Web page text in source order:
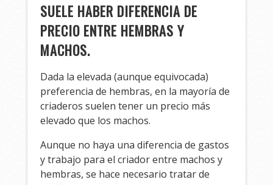
SUELE HABER DIFERENCIA DE
PRECIO ENTRE HEMBRAS Y
MACHOS.
Dada la elevada (aunque equivocada)
preferencia de hembras, en la mayoría de
criaderos suelen tener un precio más
elevado que los machos.
Aunque no haya una diferencia de gastos
y trabajo para el criador entre machos y
hembras, se hace necesario tratar de